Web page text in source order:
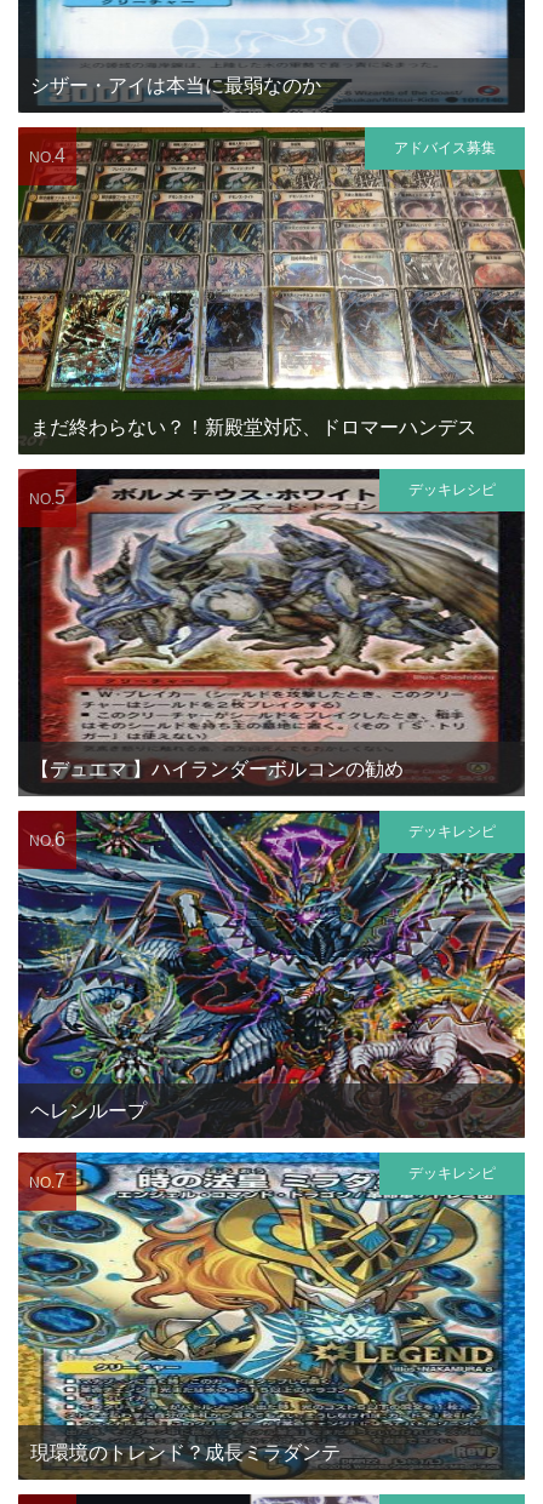
シザー・アイは本当に最弱なのか
アドバイス募集
まだ終わらない？！新殿堂対応、ドロマーハンデス
NO. 4
デッキレシピ
【デュエマ 】ハイランダーボルコンの勧め
NO. 5
デッキレシピ
ヘレンループ
NO.6
デッキレシピ
現環境のトレンド？成長ミラダンテ
NO. 7